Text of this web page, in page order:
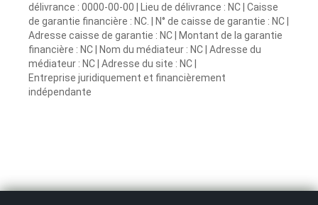
délivrance : 0000-00-00 | Lieu de délivrance : NC | Caisse
de garantie financière : NC. | N° de caisse de garantie : NC |
Adresse caisse de garantie : NC | Montant de la garantie
financière : NC | Nom du médiateur : NC | Adresse du
médiateur : NC | Adresse du site : NC |
Entreprise juridiquement et financièrement
indépendante